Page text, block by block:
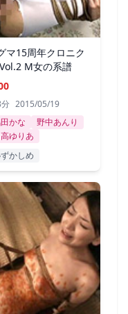
マ15周年クロニク
M女の系譜
2015/05/19
かな
野中あんり
ゆりあ
かしめ